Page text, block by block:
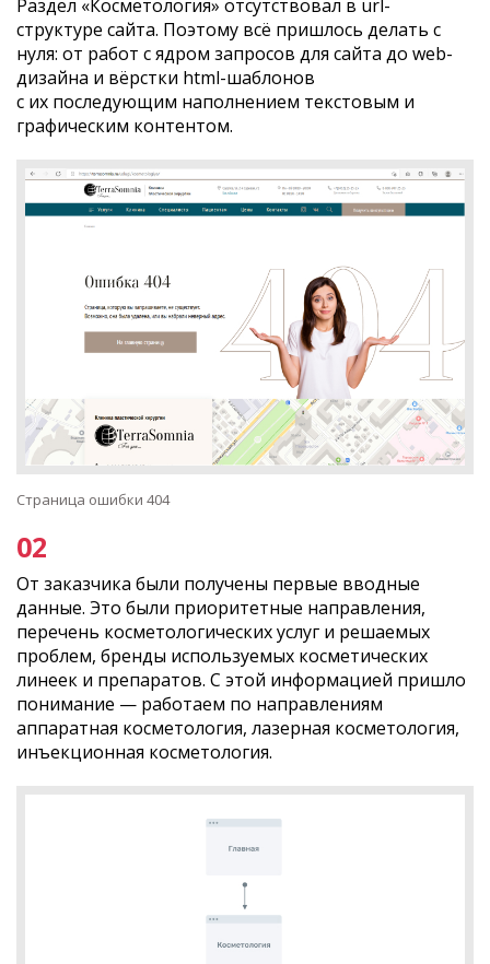
Раздел «Косметология» отсутствовал в url-
структуре сайта. Поэтому всё пришлось делать с
нуля: от работ с ядром запросов для сайта до web-
дизайна и вёрстки html-шаблонов
с их последующим наполнением текстовым и
графическим контентом.
Страница ошибки 404
От заказчика были получены первые вводные
данные. Это были приоритетные направления,
перечень косметологических услуг и решаемых
проблем, бренды используемых косметических
линеек и препаратов. С этой информацией пришло
понимание — работаем по направлениям
аппаратная косметология, лазерная косметология,
инъекционная косметология.